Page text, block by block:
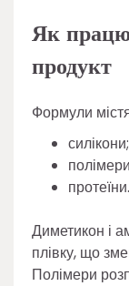
Як
продукт
Формули
силікони;
протеїни.
Диметикон і
плівку, що
Полімери